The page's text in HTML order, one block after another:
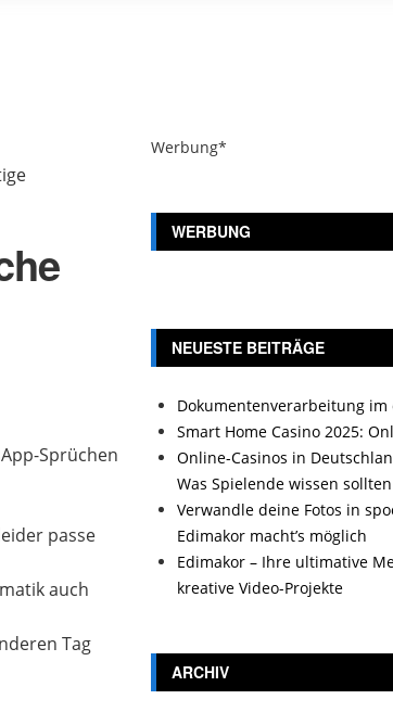
Sprüchen
passe
auch
Tag
Werbung*
WERBUNG
NEUESTE BEITRÄGE
Dokumentenverarbeitung
Smart Home Casino 2025:
Online-Casinos in
Was Spielende wissen sollten
Verwandle deine Fotos in
Edimakor macht’s möglich
Edimakor – Ihre ultimative
kreative Video-Projekte
ARCHIV